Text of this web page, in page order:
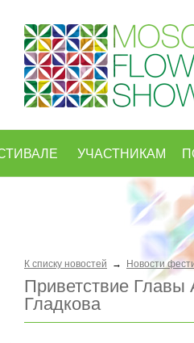
К списку новостей → Новости
Приветствие Главы
Гладкова
УЧАСТНИКАМ